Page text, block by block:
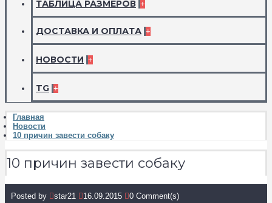
ТАБЛИЦА РАЗМЕРОВ +
ДОСТАВКА И ОПЛАТА +
НОВОСТИ +
TG +
Главная
Новости
10 причин завести собаку
10 причин завести собаку
Posted by star21 16.09.2015 0 Comment(s)